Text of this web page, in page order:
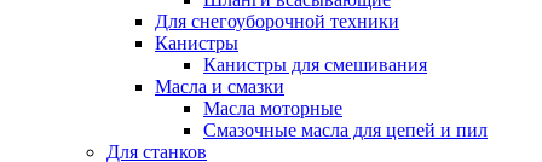
Для снегоуборочной техники
Канистры
Канистры для смешивания
Масла и смазки
Масла моторные
Смазочные масла для цепей и пил
Для станков